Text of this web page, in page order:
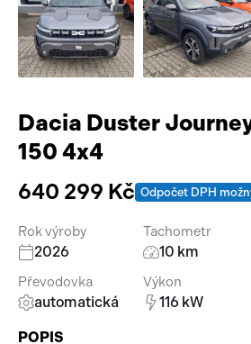
Dacia Duster
150 4x4
640 299 Kč Odpočet DPH
Rok výroby
2026
Tachometr
10 km
Převodovka
automatická
Výkon
116 kW
POPIS